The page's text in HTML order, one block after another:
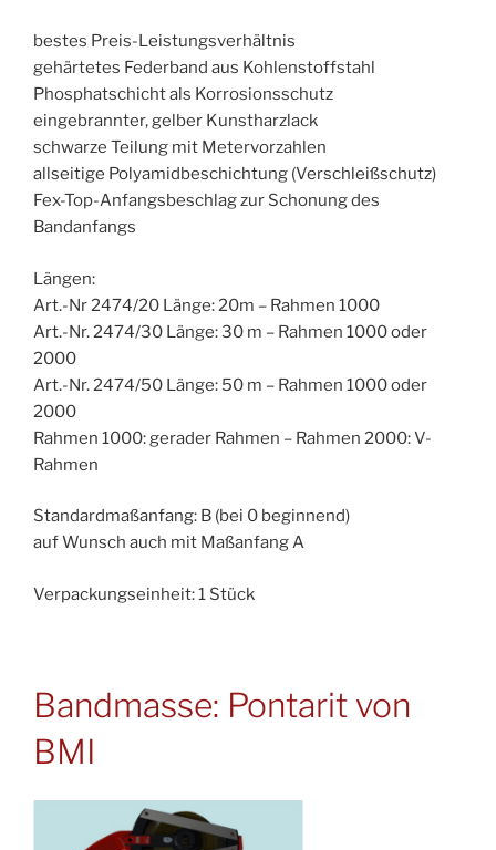
bestes Preis-Leistungsverhältnis
gehärtetes Federband aus Kohlenstoffstahl
Phosphatschicht als Korrosionsschutz
eingebrannter, gelber Kunstharzlack
schwarze Teilung mit Metervorzahlen
allseitige Polyamidbeschichtung (Verschleißschutz)
Fex-Top-Anfangsbeschlag zur Schonung des
Bandanfangs
Längen:
Art.-Nr 2474/20 Länge: 20m – Rahmen 1000
Art.-Nr. 2474/30 Länge: 30 m – Rahmen 1000 oder
2000
Art.-Nr. 2474/50 Länge: 50 m – Rahmen 1000 oder
2000
Rahmen 1000: gerader Rahmen – Rahmen 2000: V-
Rahmen
Standardmaßanfang: B (bei 0 beginnend)
auf Wunsch auch mit Maßanfang A
Verpackungseinheit: 1 Stück
Bandmasse: Pontarit von
BMI